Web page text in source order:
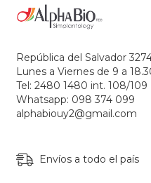
República del Salvador
Lunes a Viernes de 9 a
Tel: 2480 1480 int. 108/109
Whatsapp: 098 374 099
alphabiouy2@gmail.com
Envíos a todo el país